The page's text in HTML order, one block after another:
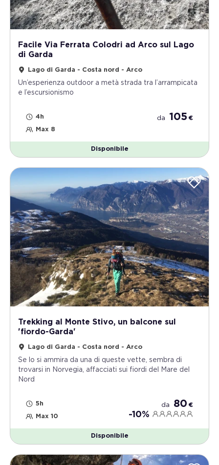
Facile Via Ferrata Colodri ad Arco sul Lago
di Garda
Lago di Garda - Costa nord - Arco
Un’esperienza outdoor a metà strada tra l’arrampicata
e l’escursionismo
4h
Max 8
da 105 €
Disponibile
Trekking al Monte Stivo, un balcone sul
'fiordo-Garda'
Lago di Garda - Costa nord - Arco
Se lo si ammira da una di queste vette, sembra di
trovarsi in Norvegia, affacciati sui fiordi del Mare del
Nord
5h
Max 10
da 80 €
-10%
Disponibile